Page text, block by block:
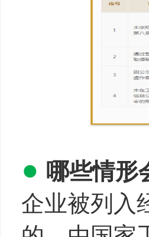
● 哪些情形
企业被列入